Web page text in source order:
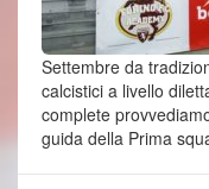
Settembre da
calcistici a livello
complete
guida della Prima